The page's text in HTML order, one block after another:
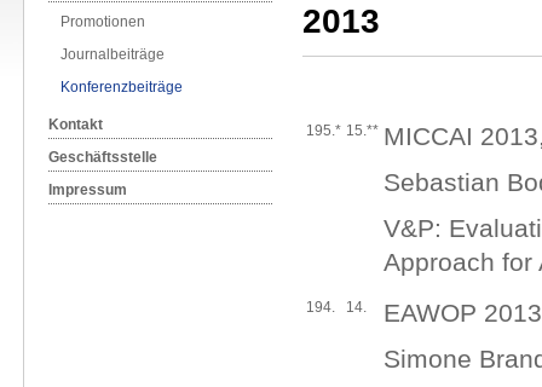
Promotionen
Journalbeiträge
Konferenzbeiträge
Kontakt
Geschäftsstelle
Impressum
2013
195.* 15.** MICCAI
Sebastian
V&P:
Approach for
194. 14.
EAWOP
Simone